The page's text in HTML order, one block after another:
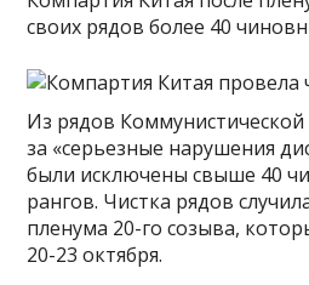
своих рядов более 40
Из рядов
за «серьезные нарушения
были исключены свыше 40
рангов. Чистка рядов
пленума 20-го созыва,
20-23 октября.